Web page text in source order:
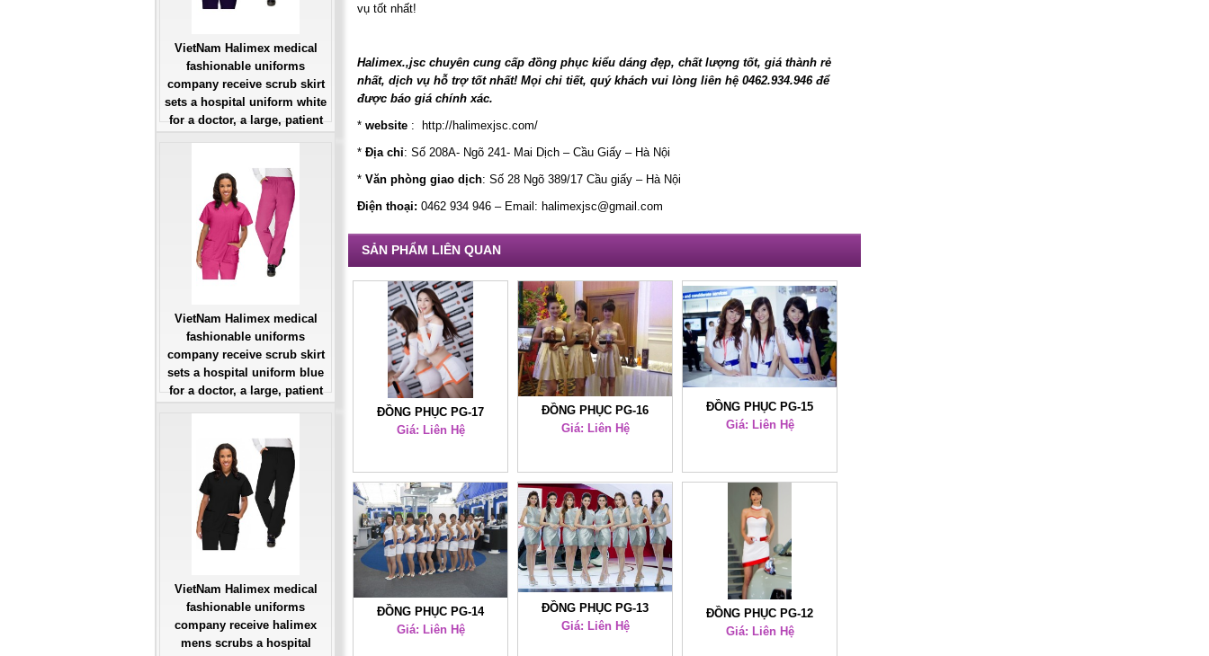
vụ tốt nhất!
Halimex.,jsc chuyên cung cấp đồng phục kiểu dáng đẹp, chất lượng tốt, giá thành rẻ
nhất, dịch vụ hỗ trợ tốt nhất! Mọi chi tiết, quý khách vui lòng liên hệ 0462.934.946 để
được báo giá chính xác.
* website : http://halimexjsc.com/
* Địa chỉ: Số 208A- Ngõ 241- Mai Dịch – Cầu Giấy – Hà Nội
* Văn phòng giao dịch: Số 28 Ngõ 389/17 Cầu giấy – Hà Nội
Điện thoại: 0462 934 946 – Email: halimexjsc@gmail.com
SẢN PHẨM LIÊN QUAN
ĐỒNG PHỤC PG-17
Giá: Liên Hệ
ĐỒNG PHỤC PG-16
Giá: Liên Hệ
ĐỒNG PHỤC PG-15
Giá: Liên Hệ
ĐỒNG PHỤC PG-14
Giá: Liên Hệ
ĐỒNG PHỤC PG-13
Giá: Liên Hệ
ĐỒNG PHỤC PG-12
Giá: Liên Hệ
VietNam Halimex medical
fashionable uniforms
company receive scrub skirt
sets a hospital uniform white
for a doctor, a large, patient
Đặt hàng
VietNam Halimex medical
fashionable uniforms
company receive scrub skirt
sets a hospital uniform blue
for a doctor, a large, patient
Đặt hàng
VietNam Halimex medical
fashionable uniforms
company receive halimex
mens scrubs a hospital